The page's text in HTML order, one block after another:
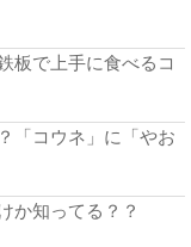
板で上手に食べるコ
「コウネ」に「やお
か知ってる？？